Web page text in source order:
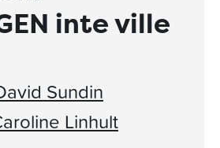
inte ville
Sundin
Linhult